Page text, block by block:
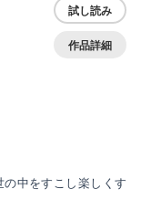
試し読み
作品詳細
の中をすこし楽しくす